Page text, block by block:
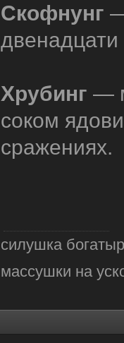
Скофнунг
двенадцати
Хрубинг —
соком
сражениях.
силушка
массушки на